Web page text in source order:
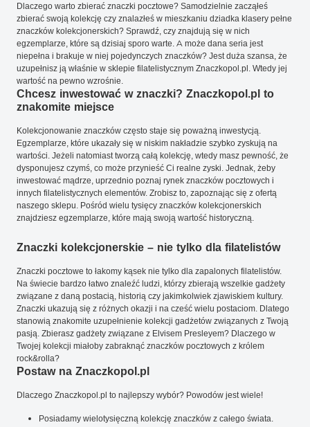
Dlaczego warto zbierać znaczki pocztowe? Samodzielnie zacząłeś
zbierać swoją kolekcję czy znalazłeś w mieszkaniu dziadka klasery pełne
znaczków kolekcjonerskich? Sprawdź, czy znajdują się w nich
egzemplarze, które są dzisiaj sporo warte. A może dana seria jest
niepełna i brakuje w niej pojedynczych znaczków? Jest duża szansa, że
uzupełnisz ją właśnie w sklepie filatelistycznym Znaczkopol.pl. Wtedy jej
wartość na pewno wzrośnie.
Chcesz inwestować w znaczki? Znaczkopol.pl to
znakomite miejsce
Kolekcjonowanie znaczków często staje się poważną inwestycją.
Egzemplarze, które ukazały się w niskim nakładzie szybko zyskują na
wartości. Jeżeli natomiast tworzą całą kolekcję, wtedy masz pewność, że
dysponujesz czymś, co może przynieść Ci realne zyski. Jednak, żeby
inwestować mądrze, uprzednio poznaj rynek znaczków pocztowych i
innych filatelistycznych elementów. Zrobisz to, zapoznając się z ofertą
naszego sklepu. Pośród wielu tysięcy znaczków kolekcjonerskich
znajdziesz egzemplarze, które mają swoją wartość historyczną.
Znaczki kolekcjonerskie – nie tylko dla filatelistów
Znaczki pocztowe to łakomy kąsek nie tylko dla zapalonych filatelistów.
Na świecie bardzo łatwo znaleźć ludzi, którzy zbierają wszelkie gadżety
związane z daną postacią, historią czy jakimkolwiek zjawiskiem kultury.
Znaczki ukazują się z różnych okazji i na cześć wielu postaciom. Dlatego
stanowią znakomite uzupełnienie kolekcji gadżetów związanych z Twoją
pasją. Zbierasz gadżety związane z Elvisem Presleyem? Dlaczego w
Twojej kolekcji miałoby zabraknąć znaczków pocztowych z królem
rock&rolla?
Postaw na Znaczkopol.pl
Dlaczego Znaczkopol.pl to najlepszy wybór? Powodów jest wiele!
Posiadamy wielotysięczną kolekcję znaczków z całego świata.